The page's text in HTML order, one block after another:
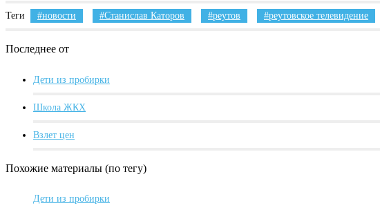
Теги новости Станислав Каторов реутов реутовское телевидение
Последнее от
Дети из пробирки
Школа ЖКХ
Взлет цен
Похожие материалы (по тегу)
Дети из пробирки